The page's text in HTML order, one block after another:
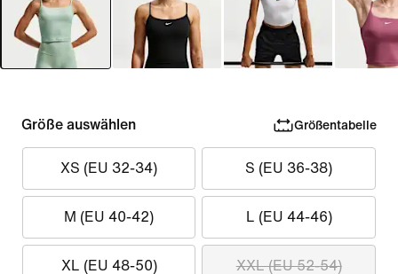
Größe auswählen Größentabelle
XS (EU 32-34) S (EU 36-38)
M (EU 40-42) L (EU 44-46)
XL (EU 48-50) XXL (EU 52-54)